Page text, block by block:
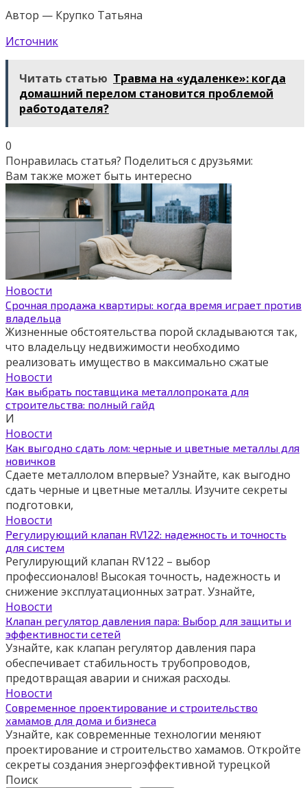
Автор — Крупко Татьяна
Источник
Читать статью Травма на «удаленке»: когда
домашний перелом становится проблемой
работодателя?
0
Понравилась статья? Поделиться с друзьями:
Вам также может быть интересно
Новости
Срочная продажа квартиры: когда время играет против
владельца
Жизненные обстоятельства порой складываются так,
что владельцу недвижимости необходимо
реализовать имущество в максимально сжатые
Новости
Как выбрать поставщика металлопроката для
строительства: полный гайд
И
Новости
Как выгодно сдать лом: черные и цветные металлы для
новичков
Сдаете металлолом впервые? Узнайте, как выгодно
сдать черные и цветные металлы. Изучите секреты
подготовки,
Новости
Регулирующий клапан RV122: надежность и точность
для систем
Регулирующий клапан RV122 – выбор
профессионалов! Высокая точность, надежность и
снижение эксплуатационных затрат. Узнайте,
Новости
Клапан регулятор давления пара: Выбор для защиты и
эффективности сетей
Узнайте, как клапан регулятор давления пара
обеспечивает стабильность трубопроводов,
предотвращая аварии и снижая расходы.
Новости
Современное проектирование и строительство
хамамов для дома и бизнеса
Узнайте, как современные технологии меняют
проектирование и строительство хамамов. Откройте
секреты создания энергоэффективной турецкой
Поиск